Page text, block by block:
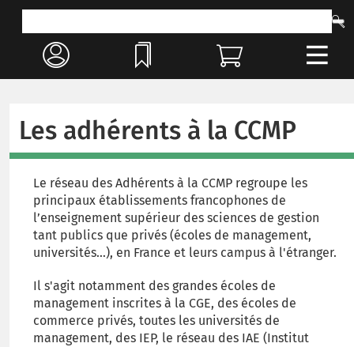
Les adhérents à la CCMP
Le réseau des Adhérents à la CCMP regroupe les
principaux établissements francophones de
l’enseignement supérieur des sciences de gestion
tant publics que privés (écoles de management,
universités…), en France et leurs campus à l'étranger.
Il s'agit notamment des grandes écoles de
management inscrites à la CGE, des écoles de
commerce privés, toutes les universités de
management, des IEP, le réseau des IAE (Institut